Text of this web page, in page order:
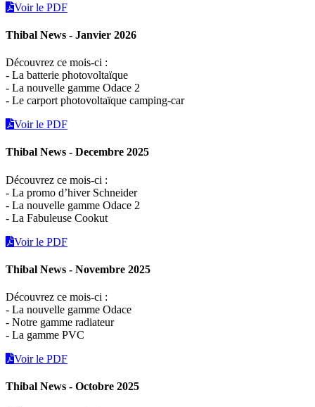
Voir le PDF
Thibal News - Janvier 2026
Découvrez ce mois-ci :
- La batterie photovoltaïque
- La nouvelle gamme Odace 2
- Le carport photovoltaïque camping-car
Voir le PDF
Thibal News - Decembre 2025
Découvrez ce mois-ci :
- La promo d’hiver Schneider
- La nouvelle gamme Odace 2
- La Fabuleuse Cookut
Voir le PDF
Thibal News - Novembre 2025
Découvrez ce mois-ci :
- La nouvelle gamme Odace
- Notre gamme radiateur
- La gamme PVC
Voir le PDF
Thibal News - Octobre 2025